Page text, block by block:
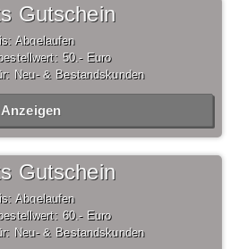
Gutschein
Abgelaufen
50,- Euro
Neu- & Bestandskunden
Anzeigen
Gutschein
Abgelaufen
60,- Euro
Neu- & Bestandskunden